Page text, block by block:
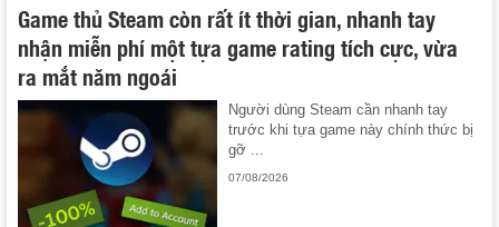
Game thủ Steam còn rất ít thời gian, nhanh tay
nhận miễn phí một tựa game rating tích cực, vừa
ra mắt năm ngoái
Người dùng Steam cần nhanh tay
trước khi tựa game này chính thức bị
gỡ ...
07/08/2026